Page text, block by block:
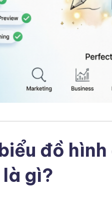
đồ
gì?